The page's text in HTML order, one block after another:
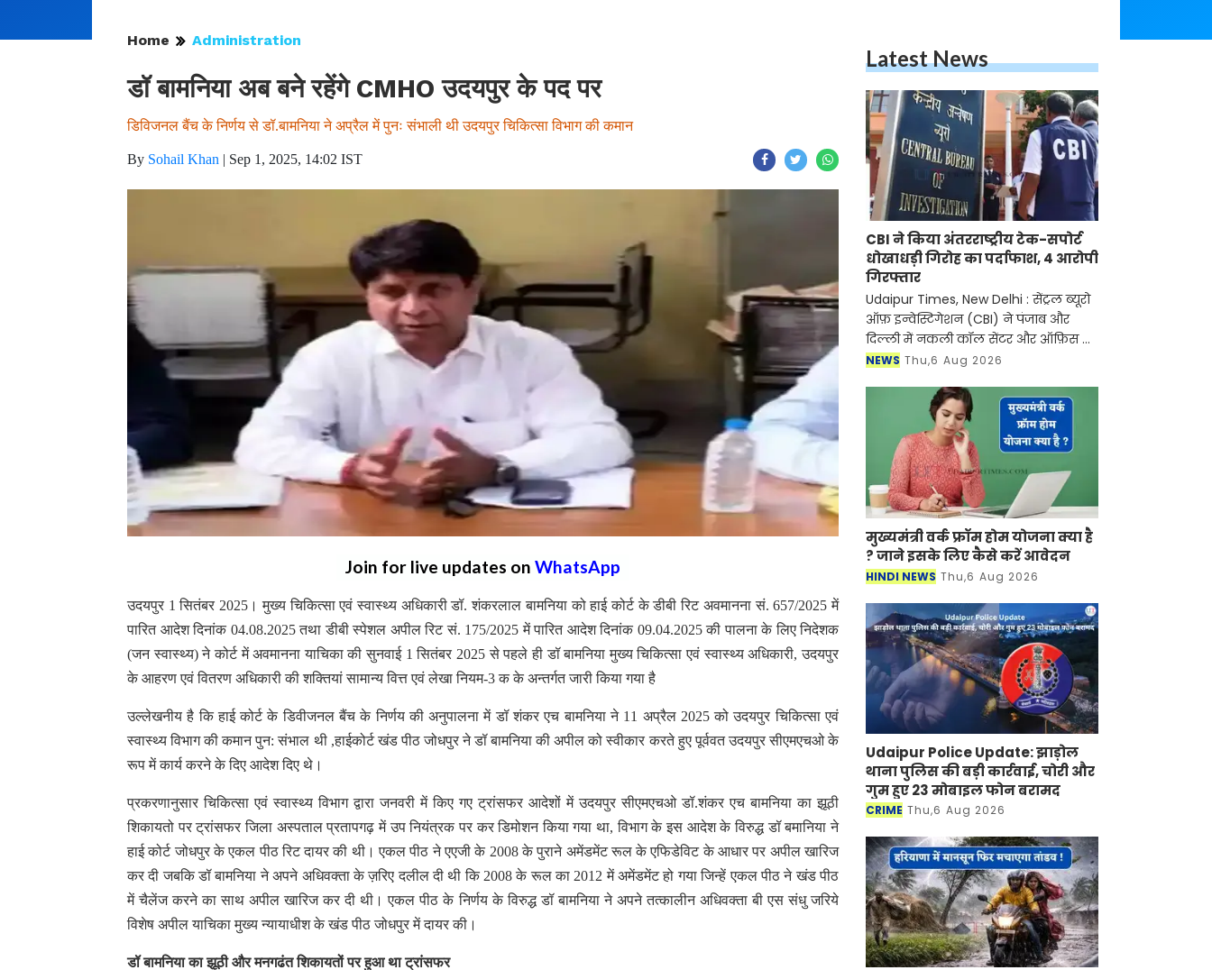
Home Administration
डॉ बामनिया अब बने रहेंगे CMHO उदयपुर के पद पर
डिविजनल बैंच के निर्णय से डॉ.बामनिया ने अप्रैल में पुनः संभाली थी उदयपुर चिकित्सा विभाग की कमान
By Sohail Khan | Sep 1, 2025, 14:02 IST
Join for live updates on WhatsApp
उदयपुर 1 सितंबर 2025। मुख्य चिकित्सा एवं स्वास्थ्य अधिकारी डॉ. शंकरलाल बामनिया को हाई कोर्ट के डीबी रिट अवमानना सं. 657/2025 में
पारित आदेश दिनांक 04.08.2025 तथा डीबी स्पेशल अपील रिट सं. 175/2025 में पारित आदेश दिनांक 09.04.2025 की पालना के लिए निदेशक
(जन स्वास्थ्य) ने कोर्ट में अवमानना याचिका की सुनवाई 1 सितंबर 2025 से पहले ही डॉ बामनिया मुख्य चिकित्सा एवं स्वास्थ्य अधिकारी, उदयपुर
के आहरण एवं वितरण अधिकारी की शक्तियां सामान्य वित्त एवं लेखा नियम-3 क के अन्तर्गत जारी किया गया है
उल्लेखनीय है कि हाई कोर्ट के डिवीजनल बैंच के निर्णय की अनुपालना में डॉ शंकर एच बामनिया ने 11 अप्रैल 2025 को उदयपुर चिकित्सा एवं
स्वास्थ्य विभाग की कमान पुन: संभाल थी ,हाईकोर्ट खंड पीठ जोधपुर ने डॉ बामनिया की अपील को स्वीकार करते हुए पूर्ववत उदयपुर सीएमएचओ के
रूप में कार्य करने के दिए आदेश दिए थे।
प्रकरणानुसार चिकित्सा एवं स्वास्थ्य विभाग द्वारा जनवरी में किए गए ट्रांसफर आदेशों में उदयपुर सीएमएचओ डॉ.शंकर एच बामनिया का झूठी
शिकायतो पर ट्रांसफर जिला अस्पताल प्रतापगढ़ में उप नियंत्रक पर कर डिमोशन किया गया था, विभाग के इस आदेश के विरुद्ध डॉ बमानिया ने
हाई कोर्ट जोधपुर के एकल पीठ रिट दायर की थी। एकल पीठ ने एएजी के 2008 के पुराने अमेंडमेंट रूल के एफिडेविट के आधार पर अपील खारिज
कर दी जबकि डॉ बामनिया ने अपने अधिवक्ता के ज़रिए दलील दी थी कि 2008 के रूल का 2012 में अमेंडमेंट हो गया जिन्हें एकल पीठ ने खंड पीठ
में चैलेंज करने का साथ अपील खारिज कर दी थी। एकल पीठ के निर्णय के विरुद्ध डॉ बामनिया ने अपने तत्कालीन अधिवक्ता बी एस संधु जरिये
विशेष अपील याचिका मुख्य न्यायाधीश के खंड पीठ जोधपुर में दायर की।
डॉ बामनिया का झूठी और मनगढंत शिकायतों पर हुआ था ट्रांसफर
Latest News
CBI ने किया अंतरराष्ट्रीय टेक-सपोर्ट
धोखाधड़ी गिरोह का पर्दाफाश, 4 आरोपी
गिरफ्तार
Udaipur Times, New Delhi : सेंट्रल ब्यूरो
ऑफ़ इन्वेस्टिगेशन (CBI) ने पंजाब और
दिल्ली में नकली कॉल सेंटर और ऑफ़िस के
ज़रिए चल रहे एक बड़े इंटरनेशनल टेक-
NEWS Thu,6 Aug 2026
मुख्यमंत्री वर्क फ्रॉम होम योजना क्या है
? जाने इसके लिए कैसे करें आवेदन
HINDI NEWS Thu,6 Aug 2026
Udaipur Police Update: झाड़ोल
थाना पुलिस की बड़ी कार्रवाई, चोरी और
गुम हुए 23 मोबाइल फोन बरामद
CRIME Thu,6 Aug 2026